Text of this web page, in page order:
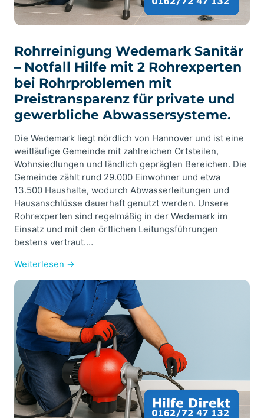
Rohrreinigung Wedemark Sanitär
– Notfall Hilfe mit 2 Rohrexperten
bei Rohrproblemen mit
Preistransparenz für private und
gewerbliche Abwassersysteme.
Die Wedemark liegt nördlich von Hannover und ist eine
weitläufige Gemeinde mit zahlreichen Ortsteilen,
Wohnsiedlungen und ländlich geprägten Bereichen. Die
Gemeinde zählt rund 29.000 Einwohner und etwa
13.500 Haushalte, wodurch Abwasserleitungen und
Hausanschlüsse dauerhaft genutzt werden. Unsere
Rohrexperten sind regelmäßig in der Wedemark im
Einsatz und mit den örtlichen Leitungsführungen
bestens vertraut.…
Weiterlesen →